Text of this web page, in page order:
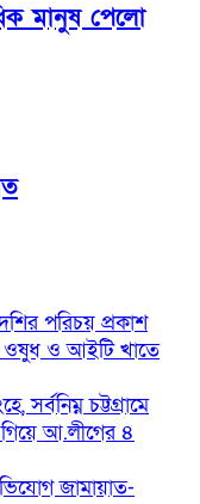
মানুষ পেলো
পরিচয় প্রকাশ
ওষুধ ও আইটি খাতে
সর্বনিম্ন চট্টগ্রামে
আ.লীগের ৪
জামায়াত-